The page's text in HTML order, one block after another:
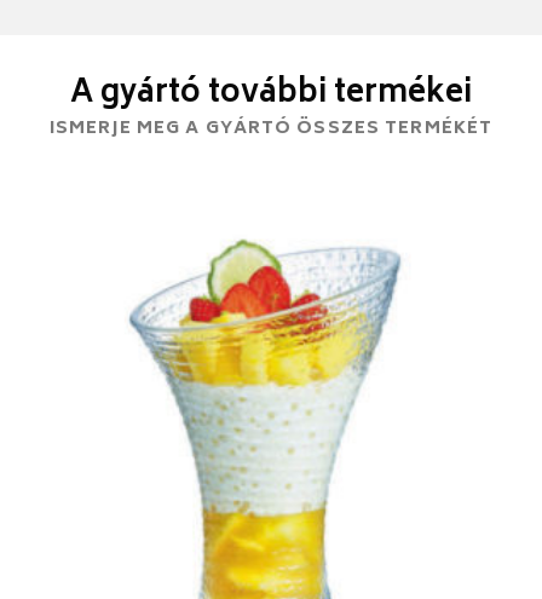
A gyártó további termékei
ISMERJE MEG A GYÁRTÓ ÖSSZES TERMÉKÉT